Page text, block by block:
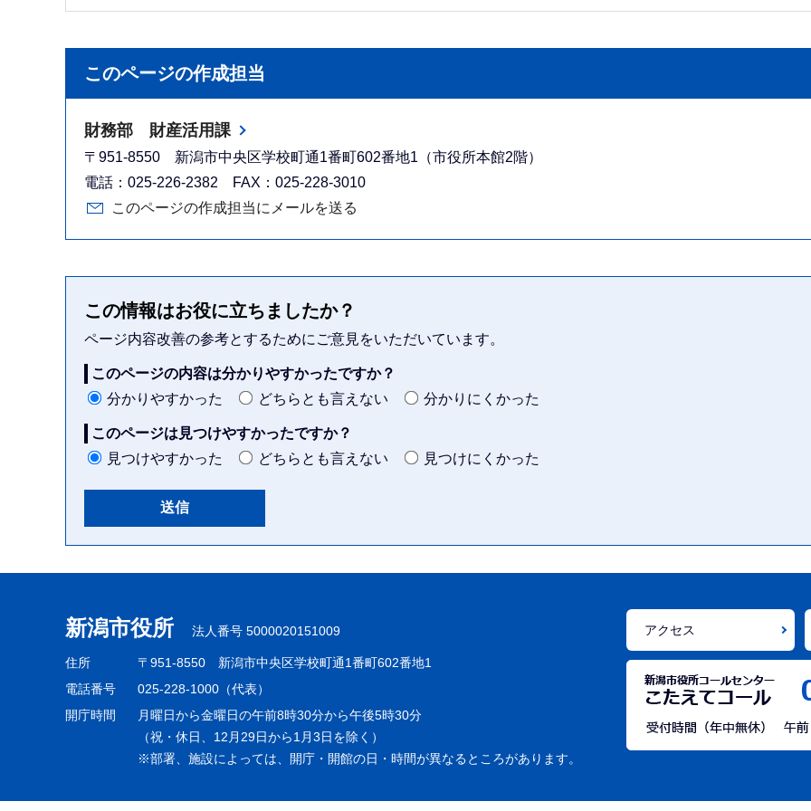
このページの作成担当
財務部 財産活用課
〒951-8550 新潟市中央区学校町通1番町602番地1（市役所本館2階）
電話：025-226-2382 FAX：025-228-3010
このページの作成担当にメールを送る
この情報はお役に立ちましたか？
ページ内容改善の参考とするためにご意見をいただいています。
このページの内容は分かりやすかったですか？
分かりやすかった
どちらとも言えない 分かりにくかった
このページは見つけやすかったですか？
見つけやすかった
どちらとも言えない 見つけにくかった
こ
ま
で
新潟市役所 法人番号 5000020151009
住所 〒951-8550 新潟市中央区学校町通1番町602番地1
電話番号
025-228-1000（代表）
開庁時間
月曜日から金曜日の午前8時30分から午後5時30分
（祝・休日、12月29日から1月3日を除く）
※部署、施設によっては、開庁・開館の日・時間が異なるところがあります。
アクセス